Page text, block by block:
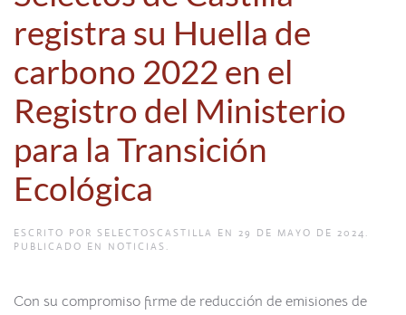
registra su Huella de
carbono 2022 en el
Registro del Ministerio
para la Transición
Ecológica
ESCRITO POR SELECTOSCASTILLA EN 29 DE MAYO DE 2024 .
PUBLICADO EN NOTICIAS .
Con su compromiso firme de reducción de emisiones de